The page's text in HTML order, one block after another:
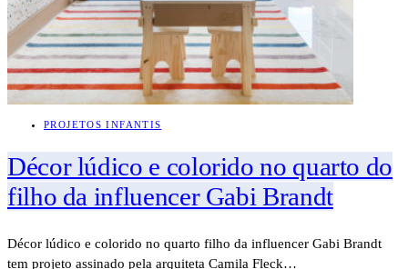
PROJETOS INFANTIS
Décor lúdico e colorido no quarto do
filho da influencer Gabi Brandt
Décor lúdico e colorido no quarto filho da influencer Gabi Brandt
tem projeto assinado pela arquiteta Camila Fleck…